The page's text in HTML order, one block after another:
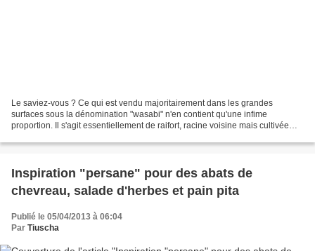
Le saviez-vous ? Ce qui est vendu majoritairement dans les grandes
surfaces sous la dénomination "wasabi" n'en contient qu'une infime
proportion. Il s'agit essentiellement de raifort, racine voisine mais cultivée
Inspiration "persane" pour des abats de
chevreau, salade d'herbes et pain pita
Publié le 05/04/2013 à 06:04
Par Tiuscha